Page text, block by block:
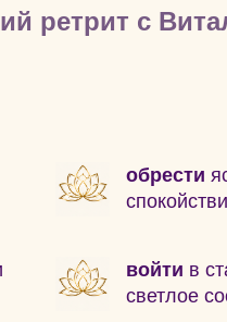
ретрит с
обрести
войти в
светлое